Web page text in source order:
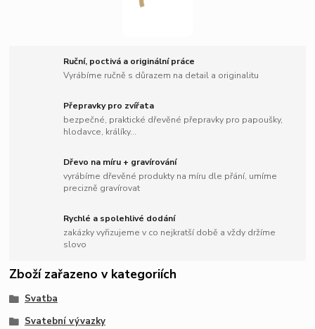
Ruční, poctivá a originální práce
Vyrábíme ručně s důrazem na detail a originalitu
Přepravky pro zvířata
bezpečné, praktické dřevěné přepravky pro papoušky,
hlodavce, králíky...
Dřevo na míru + gravírování
vyrábíme dřevěné produkty na míru dle přání, umíme
precizně gravírovat
Rychlé a spolehlivé dodání
zakázky vyřizujeme v co nejkratší době a vždy držíme
slovo
Zboží zařazeno v kategoriích
Svatba
Svatební vývazky